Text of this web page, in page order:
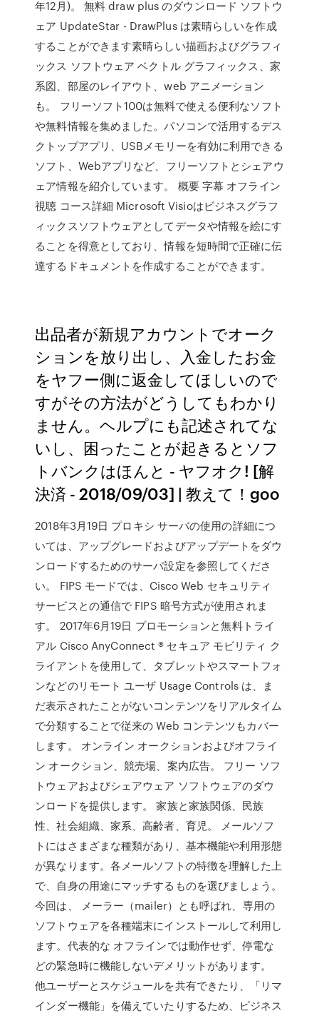
年12月)。 無料 draw plus のダウンロード ソフトウ
ェア UpdateStar - DrawPlus は素晴らしいを作成
することができます素晴らしい描画およびグラフィ
ックス ソフトウェア ベクトル グラフィックス、家
系図、部屋のレイアウト、web アニメーション
も。 フリーソフト100は無料で使える便利なソフト
や無料情報を集めました。パソコンで活用するデス
クトップアプリ、USBメモリーを有効に利用できる
ソフト、Webアプリなど、フリーソフトとシェアウ
ェア情報を紹介しています。 概要 字幕 オフライン
視聴 コース詳細 Microsoft Visioはビジネスグラフ
ィックスソフトウェアとしてデータや情報を絵にす
ることを得意としており、情報を短時間で正確に伝
達するドキュメントを作成することができます。
出品者が新規アカウントでオーク
ションを放り出し、入金したお金
をヤフー側に返金してほしいので
すがその方法がどうしてもわかり
ません。ヘルプにも記述されてな
いし、困ったことが起きるとソフ
トバンクはほんと - ヤフオク! [解
決済 - 2018/09/03] | 教えて！goo
2018年3月19日 プロキシ サーバの使用の詳細につ
いては、アップグレードおよびアップデートをダウ
ンロードするためのサーバ設定を参照してくださ
い。 FIPS モードでは、Cisco Web セキュリティ
サービスとの通信で FIPS 暗号方式が使用されま
す。 2017年6月19日 プロモーションと無料トライ
アル Cisco AnyConnect ® セキュア モビリティ ク
ライアントを使用して、タブレットやスマートフォ
ンなどのリモート ユーザ Usage Controls は、ま
だ表示されたことがないコンテンツをリアルタイム
で分類することで従来の Web コンテンツもカバー
します。 オンライン オークションおよびオフライ
ン オークション、競売場、案内広告。 フリー ソフ
トウェアおよびシェアウェア ソフトウェアのダウ
ンロードを提供します。 家族と家族関係、民族
性、社会組織、家系、高齢者、育児。 メールソフ
トにはさまざまな種類があり、基本機能や利用形態
が異なります。各メールソフトの特徴を理解した上
で、自身の用途にマッチするものを選びましょう。
今回は、 メーラー（mailer）とも呼ばれ、専用の
ソフトウェアを各種端末にインストールして利用し
ます。代表的な オフラインでは動作せず、停電な
どの緊急時に機能しないデメリットがあります。
他ユーザーとスケジュールを共有できたり、「リマ
インダー機能」を備えていたりするため、ビジネス